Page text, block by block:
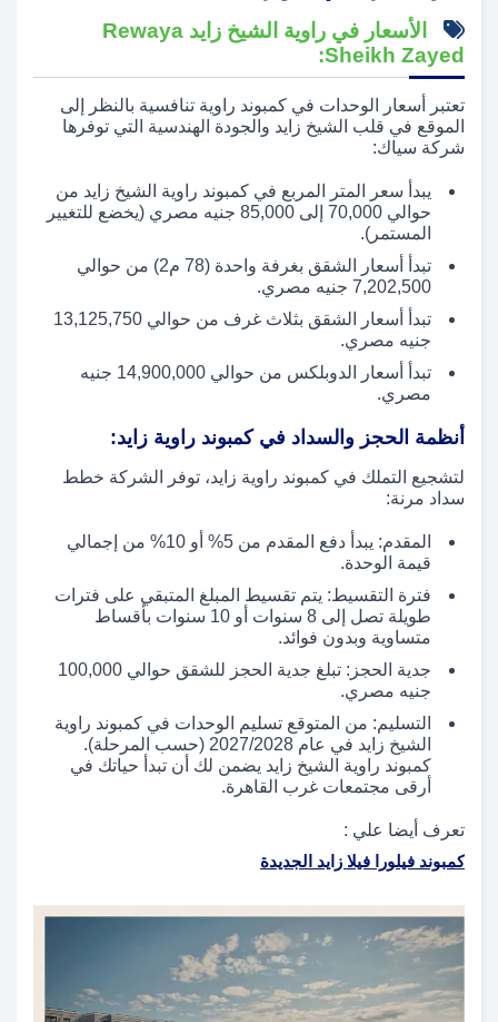
الأسعار في راوية الشيخ زايد Rewaya
Sheikh Zayed:
تعتبر أسعار الوحدات في كمبوند راوية تنافسية بالنظر إلى
الموقع في قلب الشيخ زايد والجودة الهندسية التي توفرها
شركة سياك:
يبدأ سعر المتر المربع في كمبوند راوية الشيخ زايد من
حوالي 70,000 إلى 85,000 جنيه مصري (يخضع للتغيير
المستمر).
تبدأ أسعار الشقق بغرفة واحدة (78 م2) من حوالي
7,202,500 جنيه مصري.
تبدأ أسعار الشقق بثلاث غرف من حوالي 13,125,750
جنيه مصري.
تبدأ أسعار الدوبلكس من حوالي 14,900,000 جنيه
مصري.
أنظمة الحجز والسداد في كمبوند راوية زايد:
لتشجيع التملك في كمبوند راوية زايد، توفر الشركة خطط
سداد مرنة:
المقدم: يبدأ دفع المقدم من 5% أو 10% من إجمالي
قيمة الوحدة.
فترة التقسيط: يتم تقسيط المبلغ المتبقي على فترات
طويلة تصل إلى 8 سنوات أو 10 سنوات بأقساط
متساوية وبدون فوائد.
جدية الحجز: تبلغ جدية الحجز للشقق حوالي 100,000
جنيه مصري.
التسليم: من المتوقع تسليم الوحدات في كمبوند راوية
الشيخ زايد في عام 2027/2028 (حسب المرحلة).
كمبوند راوية الشيخ زايد يضمن لك أن تبدأ حياتك في
أرقى مجتمعات غرب القاهرة.
تعرف أيضا علي :
كمبوند فيلورا فيلا زايد الجديدة